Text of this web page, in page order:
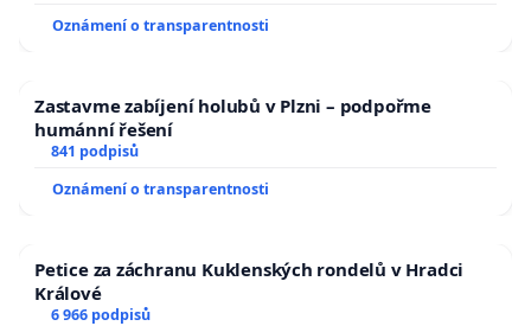
Oznámení o transparentnosti
Zastavme zabíjení holubů v Plzni – podpořme
humánní řešení
841 podpisů
Oznámení o transparentnosti
Petice za záchranu Kuklenských rondelů v Hradci
Králové
6 966 podpisů